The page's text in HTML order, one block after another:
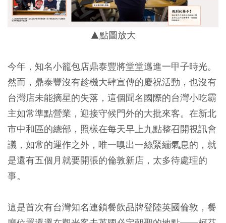
▲點圖放大
今年，知名小籠包店鼎泰豐將堂堂邁進一甲子時光。
然而，鼎泰豐沒有趁機大肆宣傳的慶祝活動，也沒有
台灣店未能摘星的失落，這個聞名國際的台灣小吃霸
主如常準點營業，迎接守候門外的大批來客。在新北
市中和區的總部，照樣在每天早上九點整召開視訊會
議，如常的運作之外，唯一嗅出一絲緊繃氣息的，就
是還有五個月就要開張的倫敦新店，太多待處理的
事。
這是首次有台灣知名連鎖餐飲品牌登陸英國倫敦，餐